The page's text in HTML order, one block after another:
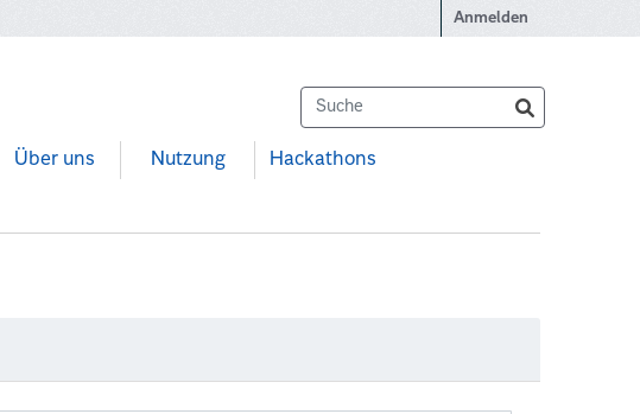
Anmelden
Über uns Nutzung Hackathons